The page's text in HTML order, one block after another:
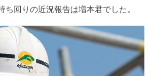
ち回りの近況報告は増本君でした。